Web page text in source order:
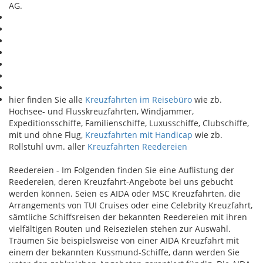
AG.
hier finden Sie alle Kreuzfahrten im Reisebüro wie zb.
Hochsee- und Flusskreuzfahrten, Windjammer,
Expeditionsschiffe, Familienschiffe, Luxusschiffe, Clubschiffe,
mit und ohne Flug, Kreuzfahrten mit Handicap wie zb.
Rollstuhl uvm. aller Kreuzfahrten Reedereien
Reedereien - Im Folgenden finden Sie eine Auflistung der
Reedereien, deren Kreuzfahrt-Angebote bei uns gebucht
werden können. Seien es AIDA oder MSC Kreuzfahrten, die
Arrangements von TUI Cruises oder eine Celebrity Kreuzfahrt,
sämtliche Schiffsreisen der bekannten Reedereien mit ihren
vielfältigen Routen und Reisezielen stehen zur Auswahl.
Träumen Sie beispielsweise von einer AIDA Kreuzfahrt mit
einem der bekannten Kussmund-Schiffe, dann werden Sie